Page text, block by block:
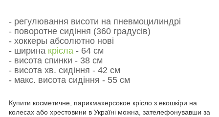
- регулювання висоти на пневмоцилиндрі
- поворотне сидіння (360 градусів)
- хоккеры абсолютно нові
- ширина крісла - 64 см
- висота спинки - 38 см
- висота хв. сидіння - 42 см
- макс. висота сидіння - 55 см
Купити косметичне, парикмахерсокое крісло з екошкіри на
колесах або хрестовини в Україні можна, зателефонувавши за